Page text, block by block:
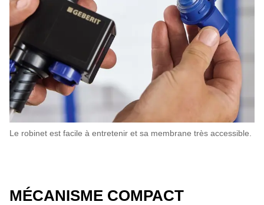
Le robinet est facile à entretenir et sa membrane très accessible.
MÉCANISME COMPACT